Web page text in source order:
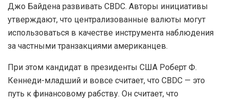
Джо Байдена развивать CBDC. Авторы инициативы
утверждают, что централизованные валюты могут
использоваться в качестве инструмента наблюдения
за частными транзакциями американцев.
При этом кандидат в президенты США Роберт Ф.
Кеннеди-младший и вовсе считает, что CBDC — это
путь к финансовому рабству. Он считает, что